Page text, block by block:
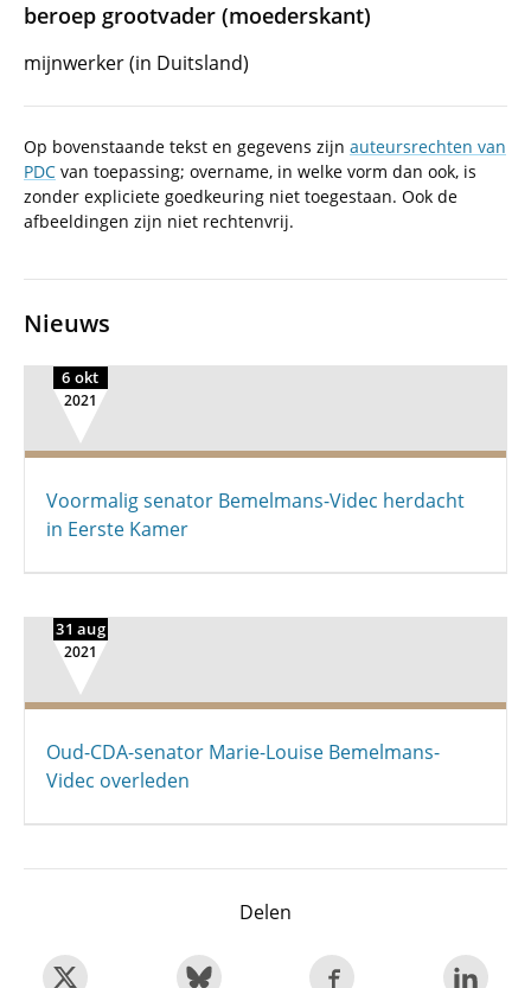
beroep grootvader (moederskant)
mijnwerker (in Duitsland)
Op bovenstaande tekst en gegevens zijn auteursrechten van
PDC van toepassing; overname, in welke vorm dan ook, is
zonder expliciete goedkeuring niet toegestaan. Ook de
afbeeldingen zijn niet rechtenvrij.
Nieuws
6 okt
2021
Voormalig senator Bemelmans-Videc herdacht
in Eerste Kamer
31 aug
2021
Oud-CDA-senator Marie-Louise Bemelmans-
Videc overleden
Delen